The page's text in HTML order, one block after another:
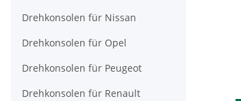
Drehkonsolen für Nissan
Drehkonsolen für Opel
Drehkonsolen für Peugeot
Drehkonsolen für Renault